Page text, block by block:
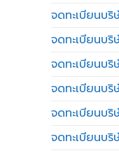
จดทะเบียนบ
จดทะเบียนบ
จดทะเบียนบ
จดทะเบียนบ
จดทะเบียนบ
จดทะเบียนบ